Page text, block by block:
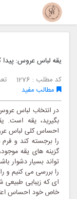
یقه لباس عروس: پیدا
کد مطلب : 1276
مطالب مفید
در انتخاب لباس
بگیرید، یقه است.
احساس کلی لباس
را برجسته کند و
گزینه های یقه
تواند بسیار دشوار
را بررسی می کنیم و
ای که زیبایی
خاص خود احساس